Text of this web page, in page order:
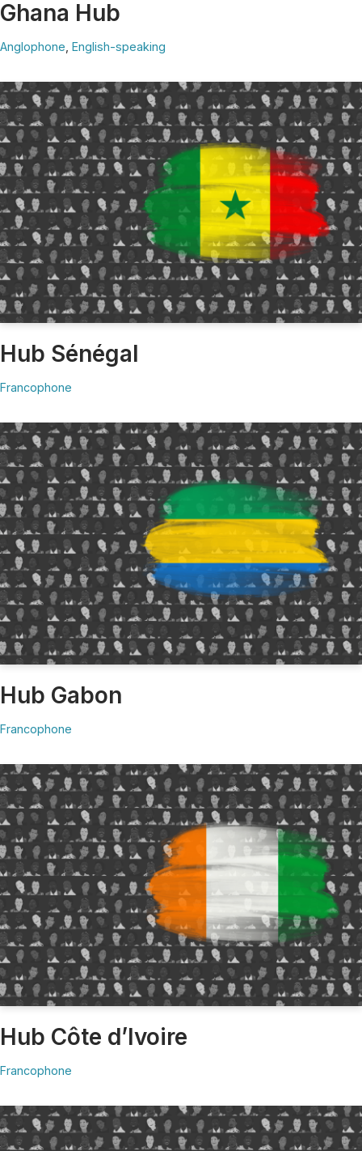
Ghana Hub
Anglophone English-speaking
Hub Sénégal
Francophone
Hub Gabon
Francophone
Hub Côte d’Ivoire
Francophone